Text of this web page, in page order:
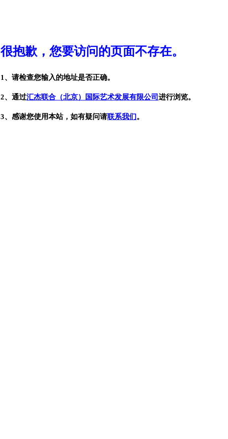
很抱歉，您要访问的页面不存在。
1、请检查您输入的地址是否正确。
2、通过汇杰联合（北京）国际艺术发展有限公司 进行浏览。
3、感谢您使用本站，如有疑问请联系我们。